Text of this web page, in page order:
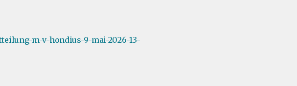
m-v-hondius-9-mai-2026-13-